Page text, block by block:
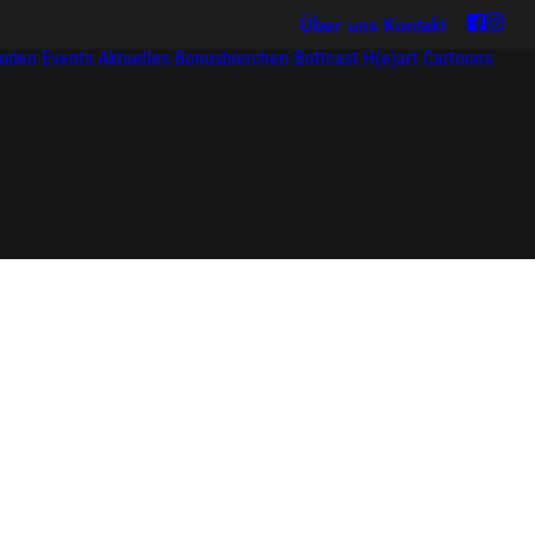
Über uns Kontakt
Events Aktuelles Bonusbierchen Bottcast H(e)art Cartoons